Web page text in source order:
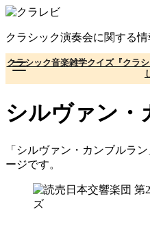
コ
テ
ン
ツ
へ
動
クラシック演奏会に関する情
クラシック音楽雑学クイズ『クラ
シルヴァン・
「シルヴァン・カンブルラ
ージです。